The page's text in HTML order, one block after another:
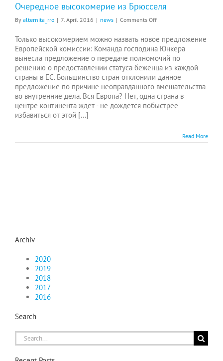
Очередное высокомерие из Брюсселя
By alternita_rro | 7. April 2016 | news | Comments Offon
высокомерие
из
Брюсселя
Только высокомерием можно назвать новое предложение
Европейской комиссии: Команда господина Юнкера
вынесла предложение о передачe полномочий по
решению о предоставлении статуса беженца из каждой
страны в ЕС. Большинство стран отклонили данное
предложение по причине неоправданного вмешательства
во внутренние дела. Вся Европа? Нет, одна страна в
центре континента ждет - не дождется побыстрее
избавиться от этой [...]
Read More
Archiv
2020
2019
2018
2017
2016
Search
Search
for: